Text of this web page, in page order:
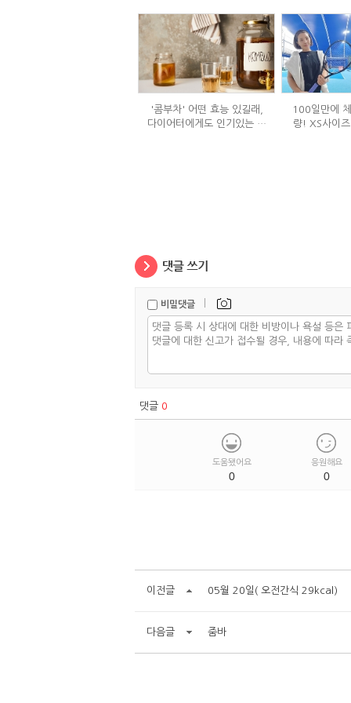
'콤부차' 어떤 효능 있길래,
다이어터에게도 인기있는 걸
100일만에
량! XS사이
비밀댓글
댓글 0
도움됐어요
0
응원해요
0
이전글 05월 20일( 오전간식 29kcal)
다음글 줌바